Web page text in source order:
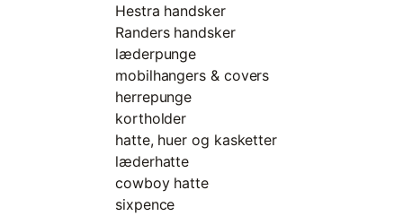
Hestra handsker
Randers handsker
læderpunge
mobilhangers & covers
herrepunge
kortholder
hatte, huer og kasketter
læderhatte
cowboy hatte
sixpence